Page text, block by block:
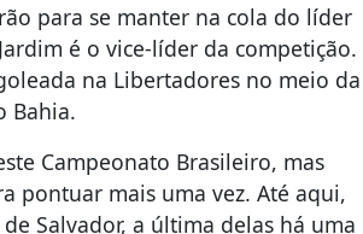
para se manter na cola do líder
é o vice-líder da competição.
na Libertadores no meio da
Bahia.
Campeonato Brasileiro, mas
pontuar mais uma vez. Até aqui,
Salvador, a última delas há uma